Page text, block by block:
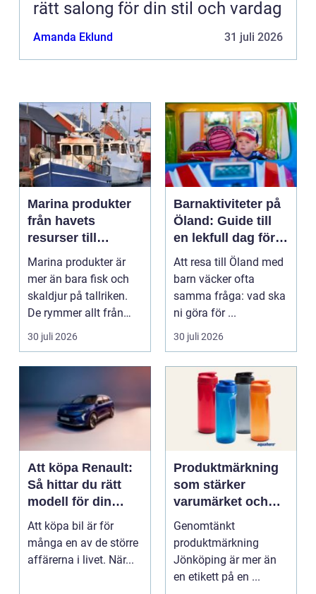
rätt salong för din stil och vardag
Amanda Eklund 31 juli 2026
Marina produkter
från havets
resurser till
hållbara
upplevelser
Marina produkter är
mer än bara fisk och
skaldjur på tallriken.
De rymmer allt från
mat och hälsa ti...
30 juli 2026
Barnaktiviteter på
Öland: Guide till
en lekfull dag för
hela familjen
Att resa till Öland med
barn väcker ofta
samma fråga: vad ska
ni göra för ...
30 juli 2026
Att köpa Renault:
Så hittar du rätt
modell för din
vardag
Att köpa bil är för
många en av de större
affärerna i livet. När...
Produktmärkning
som stärker
varumärket och
förenklar vardagen
Genomtänkt
produktmärkning
Jönköping är mer än
en etikett på en ...